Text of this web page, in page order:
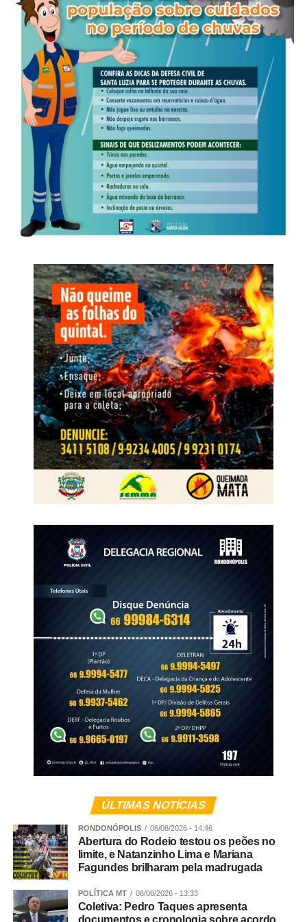
acelerar a titulação definitiva de milhares de famílias em
todo o país.
WhatsApp
Facebook
TwitterMessenger
LinkedIn
Share
WhatsApp
Facebook
Twitter
Messenger
LinkedIn
Share
Mato Grosso do Sul e São Paulo. A programação teve
início na quarta-feira (29), com a recepção das equipes, e
prosseguiu ao longo de toda a quinta-feira (30), reunindo
palestras e apresentações técnicas voltadas às principais
tendências do agronegócio e às soluções desenvolvidas
pela Nortox para o campo.
Na abertura, o diretor-presidente da Nortox, Romeu
Stanguerlin, apresentou a trajetória da empresa, seus
resultados e as perspectivas de crescimento previstas no
planejamento estratégico até 2030. Em seguida, João
Marcos Ferrari destacou a evolução do portfólio da
companhia, abordando investimentos em pesquisa,
inovação, desenvolvimento de produtos, nutrição vegetal
e sementes.
Ao longo do encontro, também foram apresentados
programas voltados às cooperativas, novas estratégias
de manejo em fungicidas, soluções para pastagens,
avanços na área de herbicidas, além de debates técnicos
que promoveram a troca de experiências entre
especialistas da Nortox e representantes das
cooperativas. A programação contou ainda com palestras
de convidados externos, como o economista Igor Barreto,
do Itaú BBA, que apresentou uma análise do cenário
econômico e das perspectivas para o agronegócio, e do
pesquisador Aroldo Marochi, que abordou os desafios
relacionados às doenças nas lavouras e ao manejo com
fungicidas.
WhatsApp
Facebook
Twitter
Messenger
LinkedIn
Share
ÚLTIMAS NOTÍCIAS
RONDONÓPOLIS 06/08/2026 - 14:46
Abertura do Rodeio testou os peões no
limite, e Natanzinho Lima e Mariana
Fagundes brilharam pela madrugada
POLÍTICA MT 06/08/2026 - 13:33
Coletiva: Pedro Taques apresenta
documentos e cronologia sobre acordo